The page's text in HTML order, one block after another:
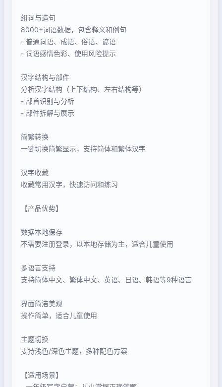
组词与造句
8000+词语数据，包含释义和例句
- 普通词语、成语、俗语、谚语
- 词语感情色彩、使用风险提示
汉字结构与部件
分析汉字结构（上下结构、左右结构等）
- 部首识别与分析
- 部件拆解与展示
简繁转换
一键切换简繁显示，支持简体和繁体汉字
汉字收藏
收藏常用汉字，快速访问和练习
【产品优势】
数据本地保存
不需要注册登录，以本地存储为主，适合儿童使用
多语言支持
支持简体中文、繁体中文、英语、日语、韩语等9种语言
界面简洁美观
操作简单，适合儿童使用
主题切换
支持浅色/深色主题，多种配色方案
【适用场景】